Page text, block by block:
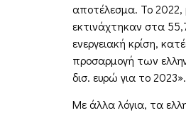
αποτέλεσμα. Το 2022,
εκτινάχτηκαν στα
ενεργειακή κρίση,
προσαρμογή των
δισ. ευρώ για το 2023».
Με άλλα λόγια, τα